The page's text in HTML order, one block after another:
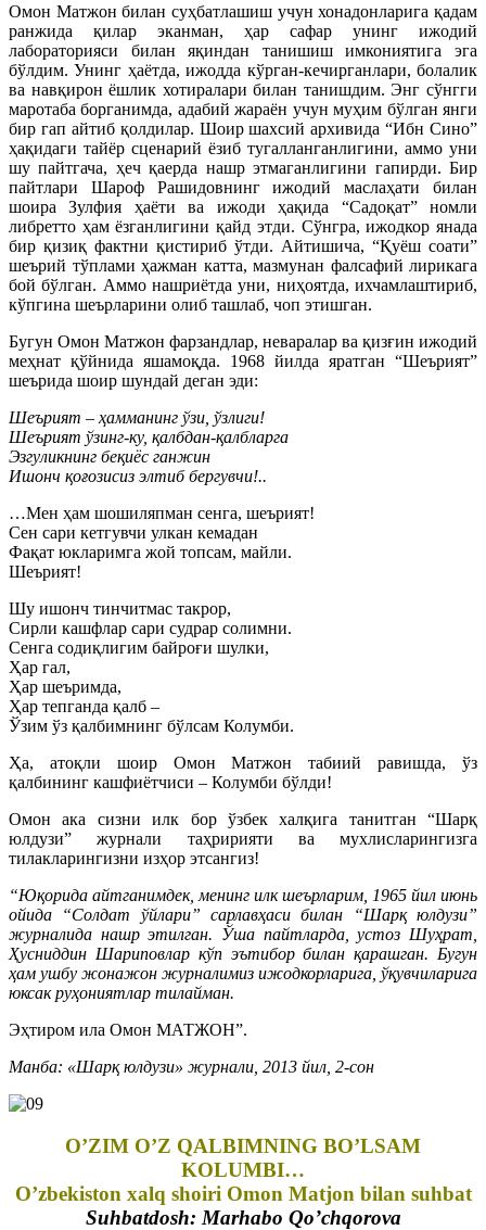
Омон Матжон билан суҳбатлашиш учун хонадонларига қадам
ранжида қилар эканман, ҳар сафар унинг ижодий
лабораторияси билан яқиндан танишиш имкониятига эга
бўлдим. Унинг ҳаётда, ижодда кўрган-кечирганлари, болалик
ва навқирон ёшлик хотиралари билан танишдим. Энг сўнгги
маротаба борганимда, адабий жараён учун муҳим бўлган янги
бир гап айтиб қолдилар. Шоир шахсий архивида “Ибн Сино”
ҳақидаги тайёр сценарий ёзиб тугалланганлигини, аммо уни
шу пайтгача, ҳеч қаерда нашр этмаганлигини гапирди. Бир
пайтлари Шароф Рашидовнинг ижодий маслаҳати билан
шоира Зулфия ҳаёти ва ижоди ҳақида “Садоқат” номли
либретто ҳам ёзганлигини қайд этди. Сўнгра, ижодкор янада
бир қизиқ фактни қистириб ўтди. Айтишича, “Қуёш соати”
шеърий тўплами ҳажман катта, мазмунан фалсафий лирикага
бой бўлган. Аммо нашриётда уни, ниҳоятда, ихчамлаштириб,
кўпгина шеърларини олиб ташлаб, чоп этишган.
Бугун Омон Матжон фарзандлар, неваралар ва қизғин ижодий
меҳнат қўйнида яшамоқда. 1968 йилда яратган “Шеърият”
шеърида шоир шундай деган эди:
Шеърият – ҳамманинг ўзи, ўзлиги!
Шеърият ўзинг-ку, қалбдан-қалбларга
Эзгуликнинг беқиёс ганжин
Ишонч қоғозисиз элтиб бергувчи!..
…Мен ҳам шошиляпман сенга, шеърият!
Сен сари кетгувчи улкан кемадан
Фақат юкларимга жой топсам, майли.
Шеърият!
Шу ишонч тинчитмас такрор,
Сирли кашфлар сари судрар солимни.
Сенга содиқлигим байроғи шулки,
Ҳар гал,
Ҳар шеъримда,
Ҳар тепганда қалб –
Ўзим ўз қалбимнинг бўлсам Колумби.
Ҳа, атоқли шоир Омон Матжон табиий равишда, ўз
қалбининг кашфиётчиси – Колумби бўлди!
Омон ака сизни илк бор ўзбек халқига танитган “Шарқ
юлдузи” журнали таҳририяти ва мухлисларингизга
тилакларингизни изҳор этсангиз!
“Юқорида айтганимдек, менинг илк шеърларим, 1965 йил июнь
ойида “Солдат ўйлари” сарлавҳаси билан “Шарқ юлдузи”
журналида нашр этилган. Ўша пайтларда, устоз Шуҳрат,
Ҳусниддин Шариповлар кўп эътибор билан қарашган. Бугун
ҳам ушбу жонажон журналимиз ижодкорларига, ўқувчиларига
юксак руҳониятлар тилайман.
Эҳтиром ила Омон МАТЖОН”.
Манба: «Шарқ юлдузи» журнали, 2013 йил, 2-сон
O’ZIM O’Z QALBIMNING BO’LSAM
KOLUMBI…
O’zbekiston xalq shoiri Omon Matjon bilan suhbat
Suhbatdosh: Marhabo Qo’chqorova